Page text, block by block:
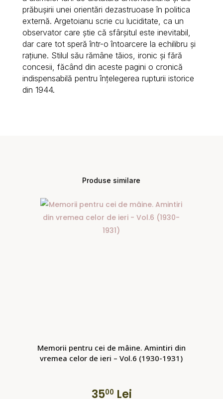
prăbușirii unei orientări dezastruoase în politica
externă. Argetoianu scrie cu luciditate, ca un
observator care știe că sfârșitul este inevitabil,
dar care tot speră într-o întoarcere la echilibru și
rațiune. Stilul său rămâne tăios, ironic și fără
concesii, făcând din aceste pagini o cronică
indispensabilă pentru înțelegerea rupturii istorice
din 1944.
Produse similare
Memorii pentru cei de mâine. Amintiri din
vremea celor de ieri – Vol.6 (1930-1931)
3500 Lei